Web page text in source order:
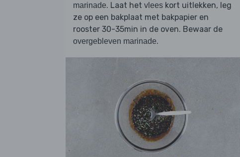
marinade. Laat het vlees kort uitlekken, leg
ze op een bakplaat met bakpapier en
rooster 30-35min in de oven. Bewaar de
overgebleven marinade.